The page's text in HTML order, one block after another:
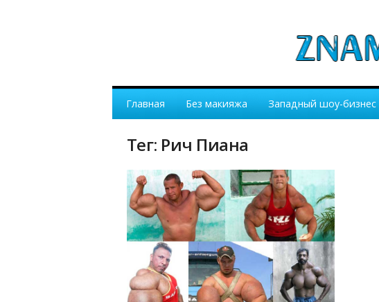
Главная Без макияжа Западный шоу-бизнес
Тег: Рич Пиана